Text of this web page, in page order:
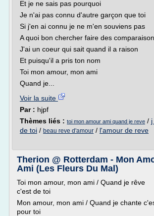
Et je ne sais pas pourquoi
Je n'ai pas connu d'autre garçon que toi
Si j'en ai connu je ne m'en souviens pas
A quoi bon chercher faire des
J'ai un coeur qui sait quand il a raison
Et puisqu'il a pris ton nom
Toi mon amour, mon ami
Quand je...
Voir la suite
Par : hjpf
Thèmes liés : toi mon amour ami quand je reve /
de toi / beau reve d'amour / l'amour de reve
Therion @ Rotterdam - Mon
Ami (Les Fleurs Du Mal)
Toi mon amour, mon ami / Quand je rêve
c'est de toi
Mon amour, mon ami / Quand je chante
pour toi